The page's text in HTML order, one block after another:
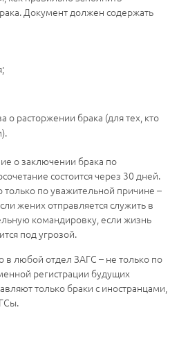
Документ должен содержать
о расторжении брака (для тех, кто
о заключении брака по
состоится через 30 дней.
по уважительной причине –
жених отправляется служить в
командировку, если жизнь
под угрозой.
в любой отдел ЗАГС – не только по
регистрации будущих
только браки с иностранцами,